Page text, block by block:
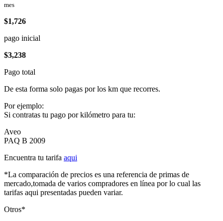
mes
$1,726
pago inicial
$3,238
Pago total
De esta forma solo pagas por los km que recorres.
Por ejemplo:
Si contratas tu pago por kilómetro para tu:
Aveo
PAQ B 2009
Encuentra tu tarifa aqui
*La comparación de precios es una referencia de primas de
mercado,tomada de varios compradores en línea por lo cual las
tarifas aqui presentadas pueden variar.
Otros*